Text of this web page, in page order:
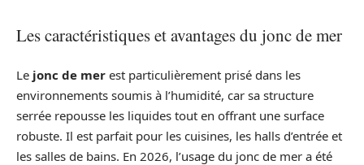
Les caractéristiques et avantages du jonc de mer
Le jonc de mer est particulièrement prisé dans les
environnements soumis à l’humidité, car sa structure
serrée repousse les liquides tout en offrant une surface
robuste. Il est parfait pour les cuisines, les halls d’entrée et
les salles de bains. En 2026, l’usage du jonc de mer a été